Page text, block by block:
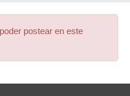
postear en este